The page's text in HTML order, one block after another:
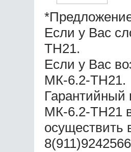
Если у Вас
ТН21.
Если у Вас
МК-6.2-ТН21.
Гарантийный
МК-6.2-ТН21
осуществить